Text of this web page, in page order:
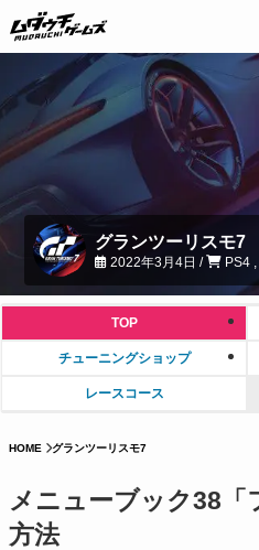
グランツーリスモ7
2022年3月4日 / PS4
TOP
チューニングショップ
レースコース
HOME グランツーリスモ7
メニューブック38「
方法